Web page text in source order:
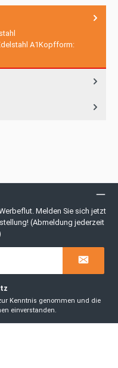
A1Kopfform:
Melden Sie sich jetzt
(Abmeldung jederzeit
zur Kenntnis genommen und die
einverstanden.